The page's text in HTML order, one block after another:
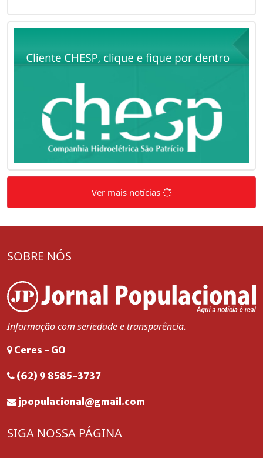
Ver mais notícias
SOBRE NÓS
Informação com seriedade e transparência.
Ceres - GO
(62) 9 8585-3737
jpopulacional@gmail.com
SIGA NOSSA PÁGINA